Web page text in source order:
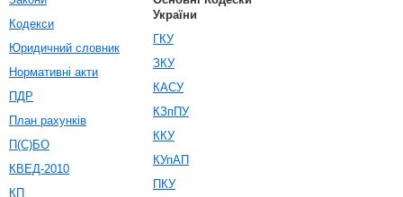
Кодекси
Юридичний словник
Нормативні акти
ПДР
План рахунків
П(С)БО
КВЕД-2010
КП
України
ГКУ
ЗКУ
КАСУ
КЗпПУ
ККУ
КУпАП
ПКУ